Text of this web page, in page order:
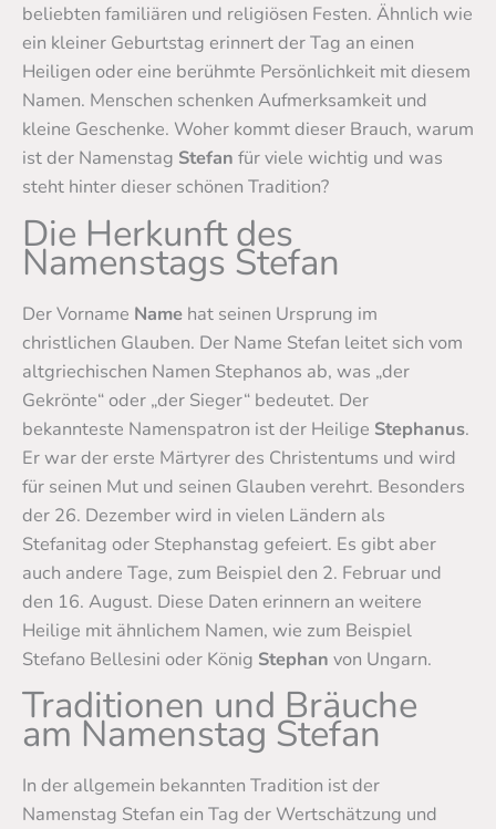
beliebten familiären und religiösen Festen. Ähnlich wie
ein kleiner Geburtstag erinnert der Tag an einen
Heiligen oder eine berühmte Persönlichkeit mit diesem
Namen. Menschen schenken Aufmerksamkeit und
kleine Geschenke. Woher kommt dieser Brauch, warum
ist der Namenstag Stefan für viele wichtig und was
steht hinter dieser schönen Tradition?
Die Herkunft des
Namenstags Stefan
Der Vorname Name hat seinen Ursprung im
christlichen Glauben. Der Name Stefan leitet sich vom
altgriechischen Namen Stephanos ab, was „der
Gekrönte“ oder „der Sieger“ bedeutet. Der
bekannteste Namenspatron ist der Heilige Stephanus.
Er war der erste Märtyrer des Christentums und wird
für seinen Mut und seinen Glauben verehrt. Besonders
der 26. Dezember wird in vielen Ländern als
Stefanitag oder Stephanstag gefeiert. Es gibt aber
auch andere Tage, zum Beispiel den 2. Februar und
den 16. August. Diese Daten erinnern an weitere
Heilige mit ähnlichem Namen, wie zum Beispiel
Stefano Bellesini oder König Stephan von Ungarn.
Traditionen und Bräuche
am Namenstag Stefan
In der allgemein bekannten Tradition ist der
Namenstag Stefan ein Tag der Wertschätzung und